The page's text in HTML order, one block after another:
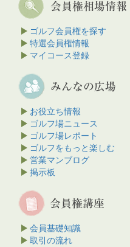
ゴルフ会員権を探す
特選会員権情報
マイコース登録
お役立ち情報
ゴルフ場ニュース
ゴルフ場レポート
ゴルフをもっと楽しむ
営業マンブログ
掲示板
会員基礎知識
取引の流れ